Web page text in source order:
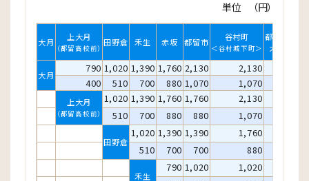
単位 （円）
大月 上大月
（都留高校前）
田野倉 禾生 赤坂 都留市 谷村町
＜谷村城下町＞
都留文科
大学前
大月
790 1,020 1,390 1,760 2,130 2,130
400
510 700 880 1,070 1,070
上大月
（都留高校前）
1,020 1,390 1,760 1,760 2,130
510
700 880 880 1,070
田野倉
1,020 1,390 1,390 1,760
510
700 700 880
禾生
790 1,020 1,020